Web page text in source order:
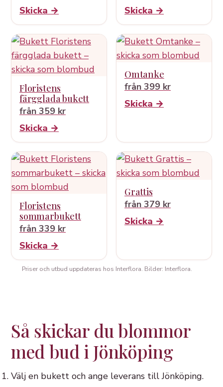
Skicka →
Skicka →
Floristens
färgglada bukett
från 359 kr
Skicka →
Omtanke
från 399 kr
Skicka →
Floristens
sommarbukett
från 339 kr
Skicka →
Grattis
från 379 kr
Skicka →
Priser och utbud uppdateras hos Interflora. Bilder: Interflora.
Så skickar du blommor
med bud i Jönköping
Välj en bukett och ange leverans till Jönköping.